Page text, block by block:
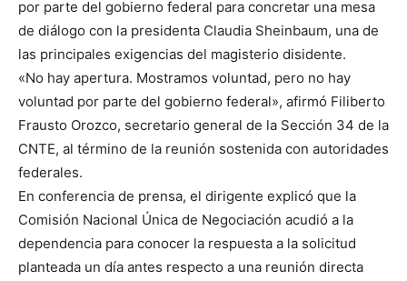
por parte del gobierno federal para concretar una mesa
de diálogo con la presidenta Claudia Sheinbaum, una de
las principales exigencias del magisterio disidente.
«No hay apertura. Mostramos voluntad, pero no hay
voluntad por parte del gobierno federal», afirmó Filiberto
Frausto Orozco, secretario general de la Sección 34 de la
CNTE, al término de la reunión sostenida con autoridades
federales.
En conferencia de prensa, el dirigente explicó que la
Comisión Nacional Única de Negociación acudió a la
dependencia para conocer la respuesta a la solicitud
planteada un día antes respecto a una reunión directa